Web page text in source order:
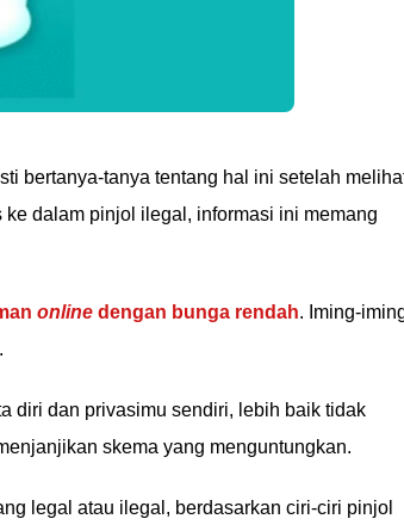
bertanya-tanya tentang hal ini setelah
dalam pinjol ilegal, informasi ini memang
online dengan bunga rendah. Iming-
diri dan privasimu sendiri, lebih baik tidak
skema yang menguntungkan.
legal atau ilegal, berdasarkan ciri-ciri pinjol